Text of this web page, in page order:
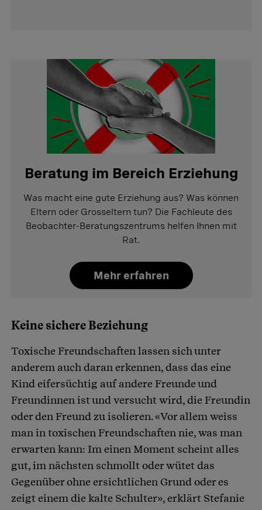
Beratung im Bereich Erziehung
Was macht eine gute Erziehung aus? Was können
Eltern oder Grosseltern tun? Die Fachleute des
Beobachter-Beratungszentrums helfen Ihnen mit
Rat.
Mehr erfahren
Keine sichere Beziehung
Toxische Freundschaften lassen sich unter
anderem auch daran erkennen, dass das eine
Kind eifersüchtig auf andere Freunde und
Freundinnen ist und versucht wird, die Freundin
oder den Freund zu isolieren. «Vor allem weiss
man in toxischen Freundschaften nie, was man
erwarten kann: Im einen Moment scheint alles
gut, im nächsten schmollt oder wütet das
Gegenüber ohne ersichtlichen Grund oder es
zeigt einem die kalte Schulter», erklärt Stefanie